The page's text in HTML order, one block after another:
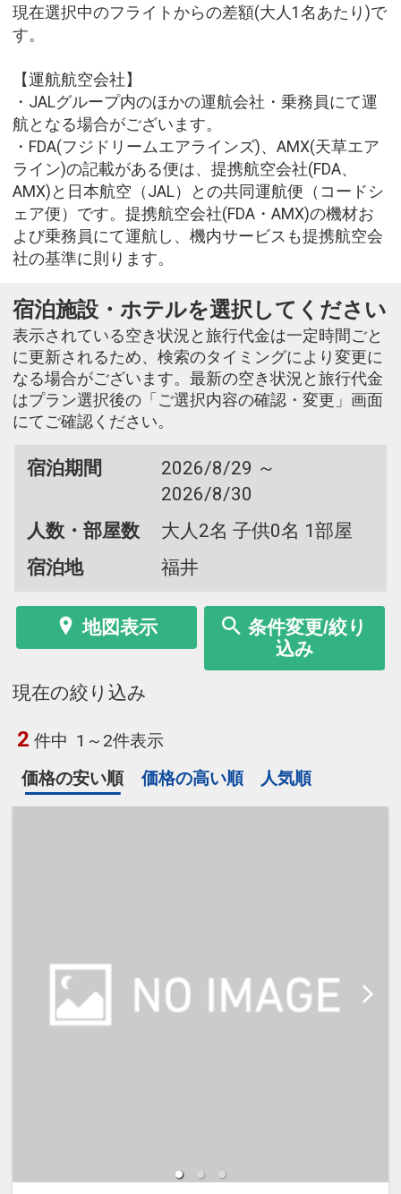
現在選択中のフライトからの差額(大人1名あたり)で
す。
【運航航空会社】
・JALグループ内のほかの運航会社・乗務員にて運
航となる場合がございます。
・FDA(フジドリームエアラインズ)、AMX(天草エア
ライン)の記載がある便は、提携航空会社(FDA、
AMX)と日本航空（JAL）との共同運航便（コードシ
ェア便）です。提携航空会社(FDA・AMX)の機材お
よび乗務員にて運航し、機内サービスも提携航空会
社の基準に則ります。
宿泊施設・ホテルを選択してください
表示されている空き状況と旅行代金は一定時間ごと
に更新されるため、検索のタイミングにより変更に
なる場合がございます。最新の空き状況と旅行代金
はプラン選択後の「ご選択内容の確認・変更」画面
にてご確認ください。
宿泊期間
2026/8/29 ～
2026/8/30
人数・部屋数
大人2名 子供0名 1部屋
宿泊地
福井
地図表示
条件変更/絞り
込み
現在の絞り込み
2 件中 1～2件表示
価格の安い順
価格の高い順 人気順